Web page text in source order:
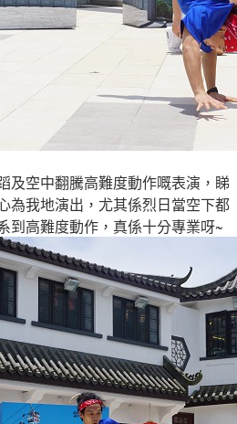
及空中翻騰高難度動作嘅表演，睇
為我地演出，尤其係烈日當空下都
到高難度動作，真係十分專業呀~